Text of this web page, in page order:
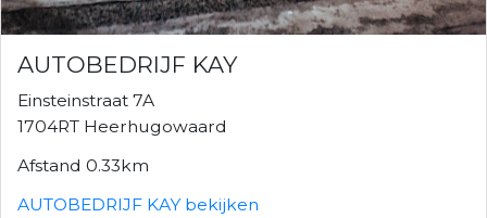
AUTOBEDRIJF KAY
Einsteinstraat 7A
1704RT Heerhugowaard
Afstand 0.33km
AUTOBEDRIJF KAY bekijken